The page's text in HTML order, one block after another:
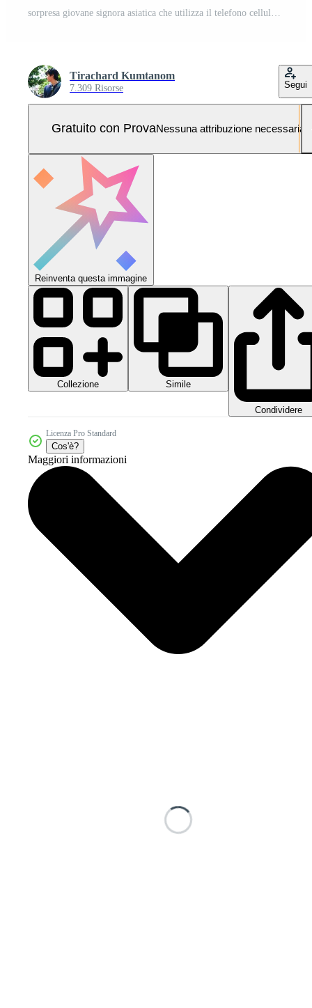
Tirachard Kumtanom
7.309 Risorse Segui
Gratuito con ProvaNessuna attribuzione necessaria
Reinventa questa immagine
Collezione Simile
Condividere
Licenza Pro Standard
Cos'è?
Maggiori informazioni